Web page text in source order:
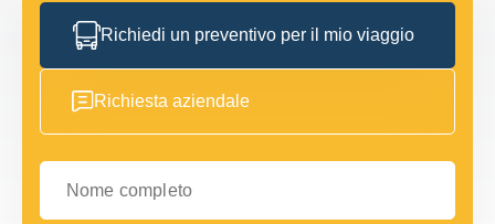
Richiedi un preventivo per il mio viaggio
Richiesta aziendale
Nome completo